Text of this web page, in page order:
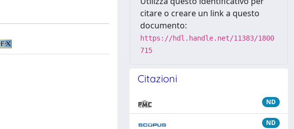
citare o creare un link a questo
documento:
https://hdl.handle.net/11383/1800
715
Citazioni
ND
ND